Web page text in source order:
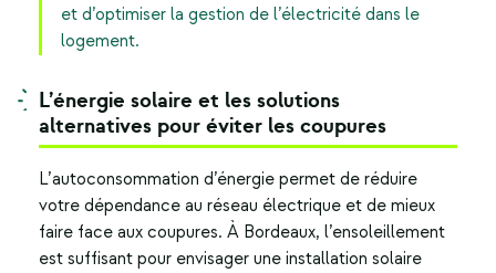
et d’optimiser la gestion de l’électricité dans le
logement.
L’énergie solaire et les solutions
alternatives pour éviter les coupures
L’autoconsommation d’énergie permet de réduire
votre dépendance au réseau électrique et de mieux
faire face aux coupures. À Bordeaux, l’ensoleillement
est suffisant pour envisager une installation solaire